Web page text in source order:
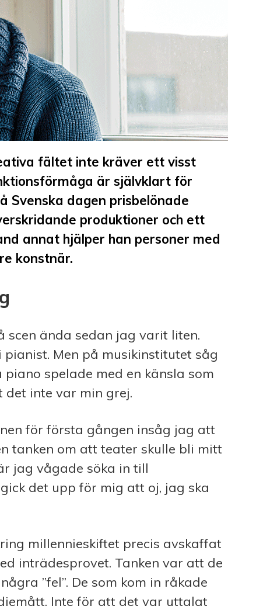
fältet inte kräver ett visst
är självklart för
Svenska dagen prisbelönade
produktioner och ett
annat hjälper han personer med
konstnär.
scen ända sedan jag varit liten.
Men på musikinstitutet såg
spelade med en känsla som
inte var min grej.
för första gången insåg jag att
tanken om att teater skulle bli mitt
jag vågade söka in till
det upp för mig att oj, jag ska
mill­ennie­­skiftet precis av­skaffat
inträdes­prov­et. Tanken var att de
”fel”. De som kom in råkade
Inte för att det var uttalat